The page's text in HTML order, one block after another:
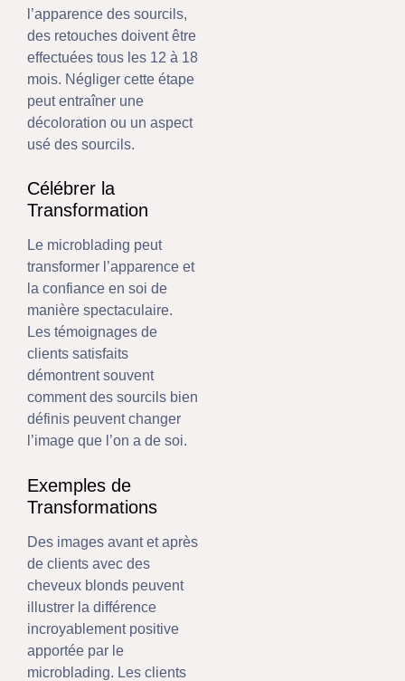
l’apparence des sourcils,
des retouches doivent être
effectuées tous les 12 à 18
mois. Négliger cette étape
peut entraîner une
décoloration ou un aspect
usé des sourcils.
Célébrer la
Transformation
Le microblading peut
transformer l’apparence et
la confiance en soi de
manière spectaculaire.
Les témoignages de
clients satisfaits
démontrent souvent
comment des sourcils bien
définis peuvent changer
l’image que l’on a de soi.
Exemples de
Transformations
Des images avant et après
de clients avec des
cheveux blonds peuvent
illustrer la différence
incroyablement positive
apportée par le
microblading. Les clients